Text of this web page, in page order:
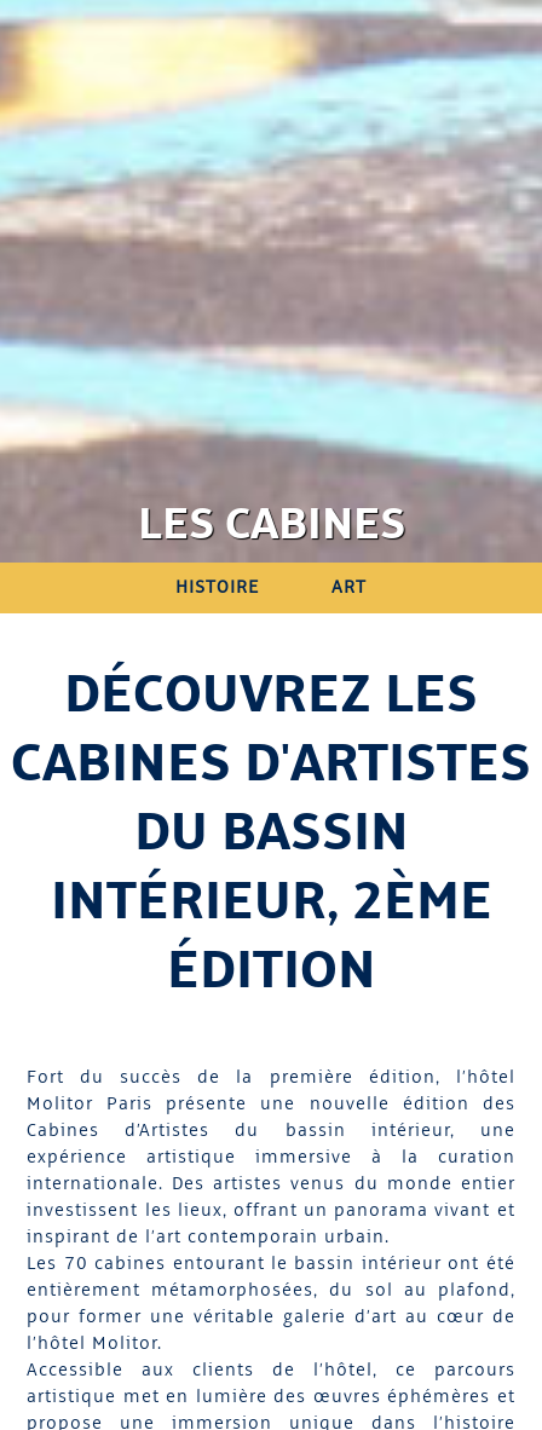
LES CABINES
HISTOIRE ART
DÉCOUVREZ LES
CABINES D'ARTISTES
DU BASSIN
INTÉRIEUR, 2ÈME
ÉDITION
Fort du succès de la première édition, l’hôtel
Molitor Paris présente une nouvelle édition des
Cabines d’Artistes du bassin intérieur, une
expérience artistique immersive à la curation
internationale. Des artistes venus du monde entier
investissent les lieux, offrant un panorama vivant et
inspirant de l’art contemporain urbain.
Les 70 cabines entourant le bassin intérieur ont été
entièrement métamorphosées, du sol au plafond,
pour former une véritable galerie d’art au cœur de
l’hôtel Molitor.
Accessible aux clients de l’hôtel, ce parcours
artistique met en lumière des œuvres éphémères et
propose une immersion unique dans l’histoire